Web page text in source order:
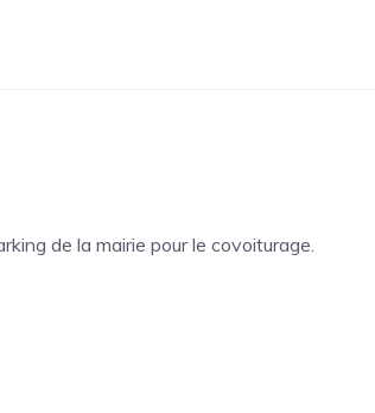
de la mairie pour le covoiturage.